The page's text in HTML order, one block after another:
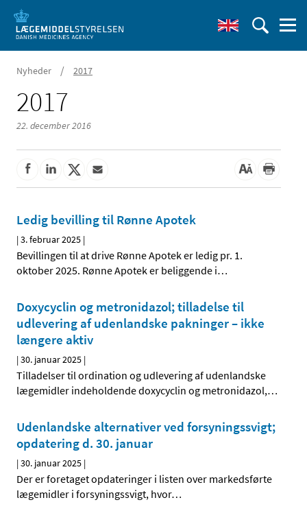
Nyheder / 2017
2017
22. december 2016
Ledig bevilling til Rønne Apotek
|3. februar 2025 |
Bevillingen til at drive Rønne Apotek er ledig pr. 1.
oktober 2025. Rønne Apotek er beliggende i…
Doxycyclin og metronidazol; tilladelse til
udlevering af udenlandske pakninger – ikke
længere aktiv
|30. januar 2025 |
Tilladelser til ordination og udlevering af udenlandske
lægemidler indeholdende doxycyclin og metronidazol,…
Udenlandske alternativer ved forsyningssvigt;
opdatering d. 30. januar
|30. januar 2025 |
Der er foretaget opdateringer i listen over markedsførte
lægemidler i forsyningssvigt, hvor…